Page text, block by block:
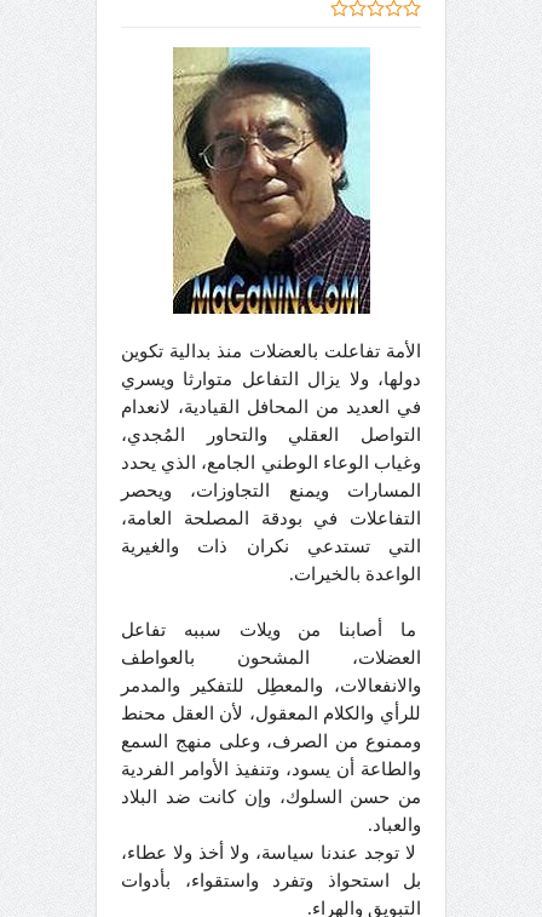
الأمة تفاعلت بالعضلات منذ بدالية تكوين
دولها، ولا يزال التفاعل متوارثا ويسري
في العديد من المحافل القيادية، لانعدام
التواصل العقلي والتحاور المُجدي،
وغياب الوعاء الوطني الجامع، الذي يحدد
المسارات ويمنع التجاوزات، ويحصر
التفاعلات في بودقة المصلحة العامة،
التي تستدعي نكران ذات والغيرية
الواعدة بالخيرات.
ما أصابنا من ويلات سببه تفاعل
العضلات، المشحون بالعواطف
والانفعالات، والمعطِل للتفكير والمدمر
للرأي والكلام المعقول، لأن العقل محنط
وممنوع من الصرف، وعلى منهج السمع
والطاعة أن يسود، وتنفيذ الأوامر الفردية
من حسن السلوك، وإن كانت ضد البلاد
والعباد.
لا توجد عندنا سياسة، ولا أخذ ولا عطاء،
بل استحواذ وتفرد واستقواء، بأدوات
التبويق والهراء.